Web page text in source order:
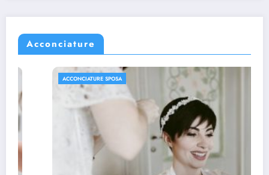
Acconciature
ACCONCIATURE SPOSA